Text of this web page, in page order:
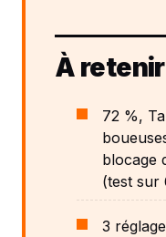
À retenir
72 %,
blocage
(test sur
3